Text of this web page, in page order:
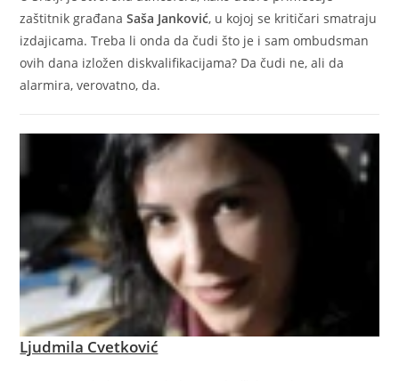
zaštitnik građanaSaša Janković, u kojoj se kritičari smatraju
izdajicama. Treba li onda da čudi što je i sam ombudsman
ovih dana izložen diskvalifikacijama? Da čudi ne, ali da
alarmira, verovatno, da.
Ljudmila Cvetković